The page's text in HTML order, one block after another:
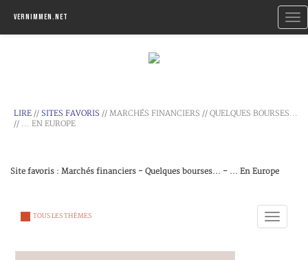
Vernimmen.net
LIRE // SITES FAVORIS // MARCHÉS FINANCIERS // QUELQUES BOURSES...
// ... EN EUROPE
Site favoris : Marchés financiers - Quelques bourses... - ... En Europe
Toggle
navigation
TOUS LES THÈMES